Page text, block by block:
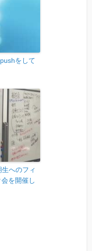
をして
へのフィ
を開催し